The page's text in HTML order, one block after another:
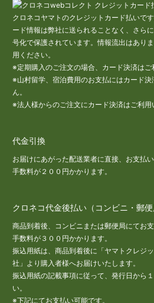
クロネコヤマトのクレジットカード払いで
ード情報は弊社に送られることなく、さら
号化で保護されています。情報流出はあり
用ください。
※定期購入のご注文の場合、カード決済はご
※山村留学、宿泊費用のお支払にはカード
ん。
※法人様からのご注文にカード決済はご利用
代金引換
お届けにあがった配送業者に直接、お支払い
手数料が２００円かかります。
クロネコ代金後払い（コンビニ・郵便
商品到着後、コンビニまたは郵便局にてお支
手数料が３００円かかります。
振込用紙は、商品到着後に「ヤマトクレジ
社」より購入者様へお届けいたします。
振込用紙の記載事項に従って、発行日から
い。
※下記にてお支払い可能です。